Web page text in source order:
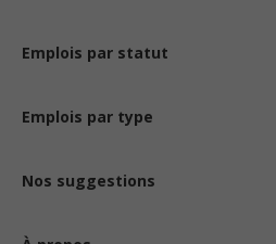
Emplois par statut
Emplois par type
Nos suggestions